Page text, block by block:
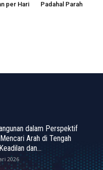
per Hari
Padahal Parah
dalam Perspektif
Arah di Tengah
dan...
2026